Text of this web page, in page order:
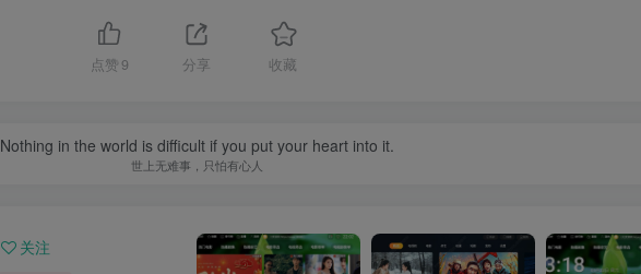
点赞 9 分享 收藏
Nothing in the world is difficult if you put your heart into it.
世上无难事，只怕有心人
关注